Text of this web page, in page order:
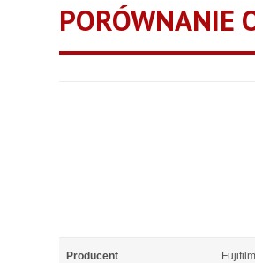
PORÓWNANIE
Producent Fujifilm